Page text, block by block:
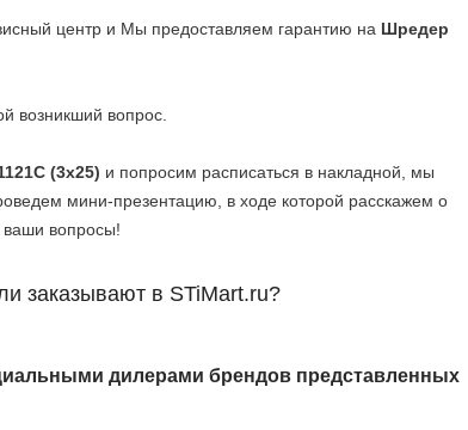
центр и Мы предоставляем гарантию на Шредер
возникший вопрос.
(3x25) и попросим расписаться в накладной, мы
мини-презентацию, в ходе которой расскажем о
ваши вопросы!
заказывают в STiMart.ru?
дилерами брендов представленных